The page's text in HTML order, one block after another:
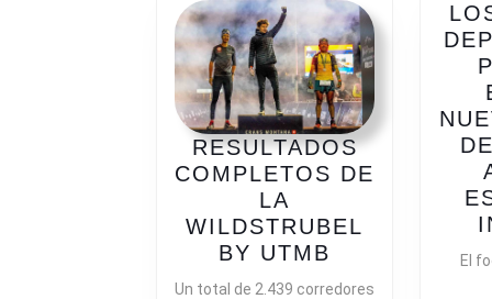
RESULTADOS
COMPLETOS DE
LA
WILDSTRUBEL
BY UTMB
COMPLETOS
Un total de 2.439 corredores
El